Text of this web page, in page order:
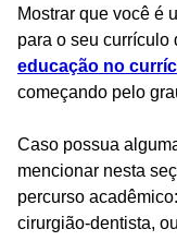
Mostrar que você é
para o seu currículo
educação no
começando pelo
Caso possua
mencionar nesta
percurso
cirurgião-dentista,